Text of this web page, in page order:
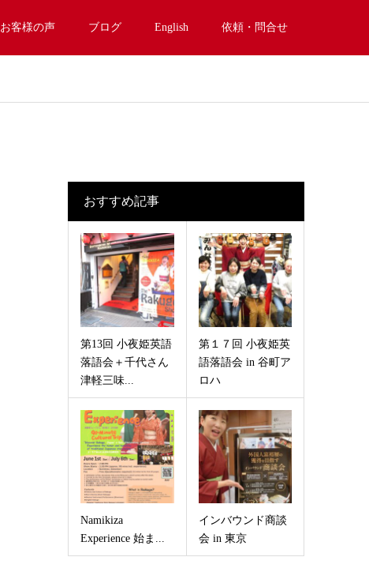
お客様の声 ブログ English 依頼・問合せ
おすすめ記事
第13回 小夜姫英語
落語会＋千代さん
津軽三味...
第１７回 小夜姫英
語落語会 in 谷町ア
ロハ
Namikiza
Experience 始ま...
インバウンド商談
会 in 東京